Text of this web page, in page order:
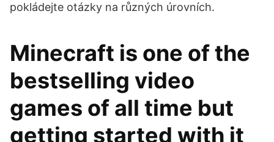
pokládejte otázky na různých úrovních.
Minecraft is one of the
bestselling video
games of all time but
getting started with it